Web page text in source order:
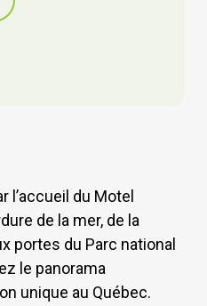
l’accueil du Motel
de la mer, de la
portes du Parc national
le panorama
unique au Québec.